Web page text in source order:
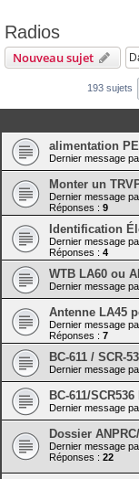
Radios
Nouveau sujet
193 sujets
alimentation
Dernier message
Monter un
Dernier message
Réponses : 9
Identification
Dernier message
Réponses : 4
WTB LA60 ou
Dernier message
Antenne LA45
Dernier message
Réponses : 7
BC-611 / SCR-
Dernier message
BC-611/
Dernier message
Dossier
Dernier message
Réponses : 22